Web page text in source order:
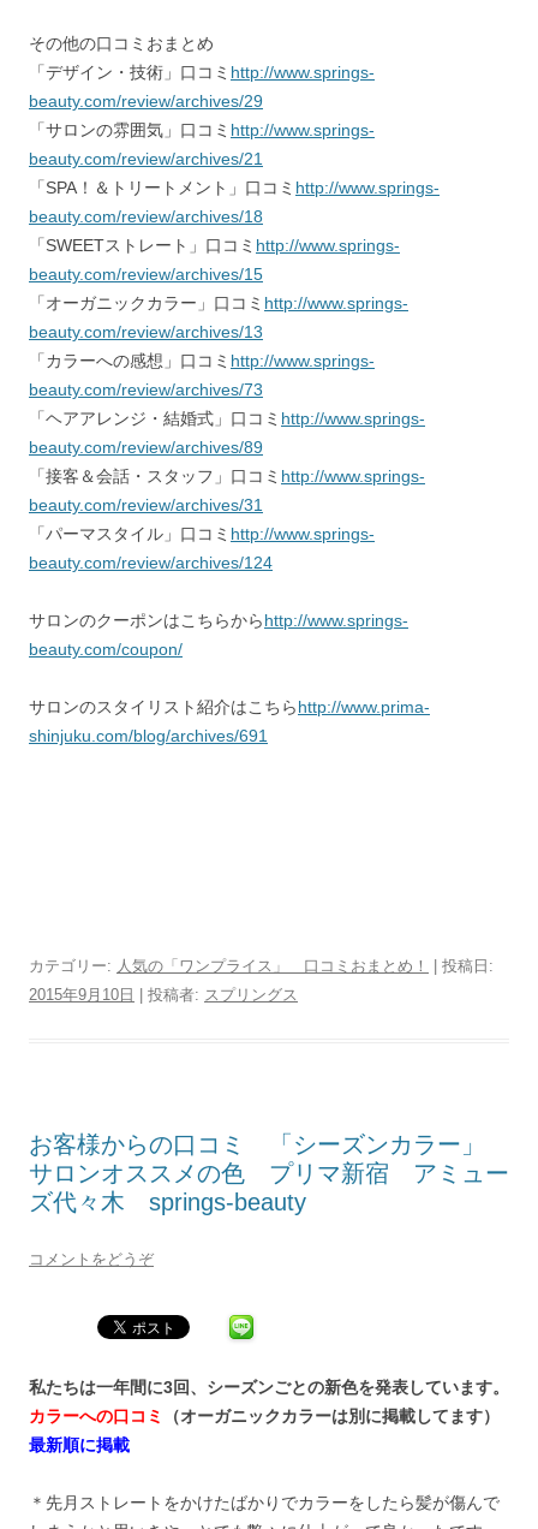
その他の口コミおまとめ
「デザイン・技術」口コミ http://www.springs-
beauty.com/review/archives/29
「サロンの雰囲気」口コミ http://www.springs-
beauty.com/review/archives/21
「SPA！＆トリートメント」口コミ http://www.springs-
beauty.com/review/archives/18
「SWEETストレート」口コミ http://www.springs-
beauty.com/review/archives/15
「オーガニックカラー」口コミ http://www.springs-
beauty.com/review/archives/13
「カラーへの感想」口コミ http://www.springs-
beauty.com/review/archives/73
「ヘアアレンジ・結婚式」口コミ http://www.springs-
beauty.com/review/archives/89
「接客＆会話・スタッフ」口コミ http://www.springs-
beauty.com/review/archives/31
「パーマスタイル」口コミ http://www.springs-
beauty.com/review/archives/124
サロンのクーポンはこちらからhttp://www.springs-
beauty.com/coupon/
サロンのスタイリスト紹介はこちらhttp://www.prima-
shinjuku.com/blog/archives/691
カテゴリー: 人気の「ワンプライス」 口コミおまとめ！
| 投稿日:
2015年9月10日
投稿者: スプリングス
お客様からの口コミ 「シーズンカラー」
サロンオススメの色 プリマ新宿 アミュー
ズ代々木 springs-beauty
コメントをどうぞ
私たちは一年間に3回、シーズンごとの新色を発表しています。
カラーへの口コミ
（オーガニックカラーは別に掲載してます）
最新順に掲載
＊先月ストレートをかけたばかりでカラーをしたら髪が傷んで